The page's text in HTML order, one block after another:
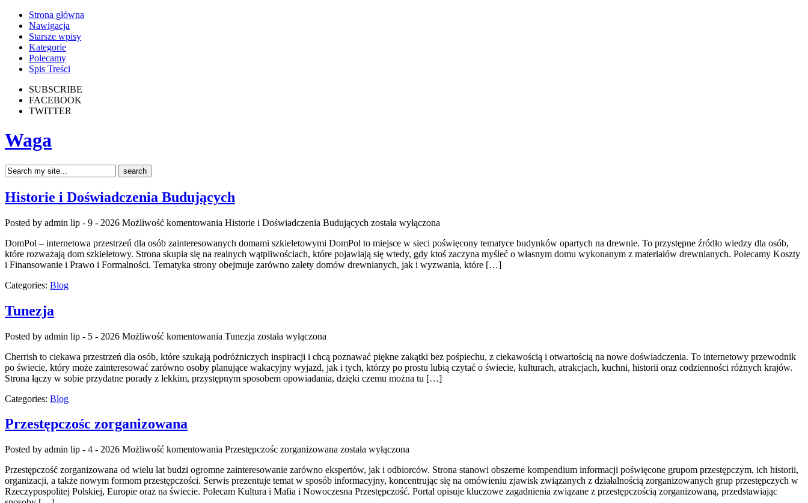
Strona główna
Nawigacja
Starsze wpisy
Kategorie
Polecamy
Spis Treści
SUBSCRIBE
FACEBOOK
TWITTER
Waga
Historie i Doświadczenia Budujących
Posted by admin lip - 9 - 2026 Możliwość komentowania Historie i Doświadczenia Budujących została wyłączona
DomPol – internetowa przestrzeń dla osób zainteresowanych domami szkieletowymi DomPol to miejsce w sieci poświęcony tematyce budynków opartych na drewnie. To przystępne źródło wiedzy dla osób,
które rozważają dom szkieletowy. Strona skupia się na realnych wątpliwościach, które pojawiają się wtedy, gdy ktoś zaczyna myśleć o własnym domu wykonanym z materiałów drewnianych. Polecamy Koszty
i Finansowanie i Prawo i Formalności. Tematyka strony obejmuje zarówno zalety domów drewnianych, jak i wyzwania, które […]
Categories: Blog
Tunezja
Posted by admin lip - 5 - 2026 Możliwość komentowania Tunezja została wyłączona
Cherrish to ciekawa przestrzeń dla osób, które szukają podróżniczych inspiracji i chcą poznawać piękne zakątki bez pośpiechu, z ciekawością i otwartością na nowe doświadczenia. To internetowy przewodnik
po świecie, który może zainteresować zarówno osoby planujące wakacyjny wyjazd, jak i tych, którzy po prostu lubią czytać o świecie, kulturach, atrakcjach, kuchni, historii oraz codzienności różnych krajów.
Strona łączy w sobie przydatne porady z lekkim, przystępnym sposobem opowiadania, dzięki czemu można tu […]
Categories: Blog
Przestępczośc zorganizowana
Posted by admin lip - 4 - 2026 Możliwość komentowania Przestępczośc zorganizowana została wyłączona
Przestępczość zorganizowana od wielu lat budzi ogromne zainteresowanie zarówno ekspertów, jak i odbiorców. Strona stanowi obszerne kompendium informacji poświęcone grupom przestępczym, ich historii,
organizacji, a także nowym formom przestępczości. Serwis prezentuje temat w sposób informacyjny, koncentrując się na omówieniu zjawisk związanych z działalnością zorganizowanych grup przestępczych w
Rzeczypospolitej Polskiej, Europie oraz na świecie. Polecam Kultura i Mafia i Nowoczesna Przestępczość. Portal opisuje kluczowe zagadnienia związane z przestępczością zorganizowaną, przedstawiając